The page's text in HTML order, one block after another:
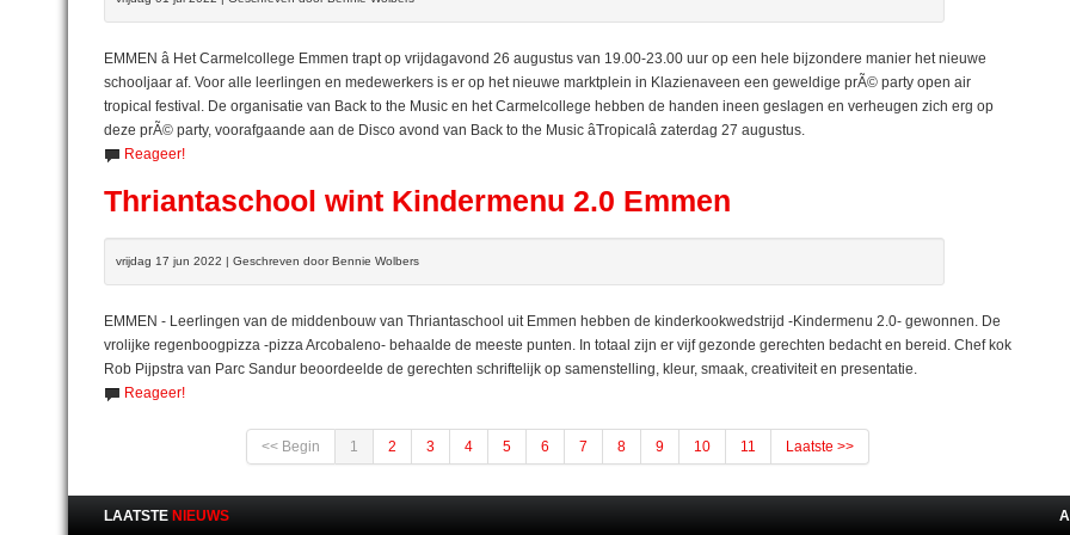
EMMEN â Het Carmelcollege Emmen trapt op vrijdagavond 26 augustus van 19.00-23.00 uur op een hele bijzondere manier het nieuwe
schooljaar af. Voor alle leerlingen en medewerkers is er op het nieuwe marktplein in Klazienaveen een geweldige prÃ© party open air
tropical festival. De organisatie van Back to the Music en het Carmelcollege hebben de handen ineen geslagen en verheugen zich erg op
deze prÃ© party, voorafgaande aan de Disco avond van Back to the Music âTropicalâ zaterdag 27 augustus.
Reageer!
Thriantaschool wint Kindermenu 2.0 Emmen
vrijdag 17 jun 2022 | Geschreven door Bennie Wolbers
EMMEN - Leerlingen van de middenbouw van Thriantaschool uit Emmen hebben de kinderkookwedstrijd -Kindermenu 2.0- gewonnen. De
vrolijke regenboogpizza -pizza Arcobaleno- behaalde de meeste punten. In totaal zijn er vijf gezonde gerechten bedacht en bereid. Chef kok
Rob Pijpstra van Parc Sandur beoordeelde de gerechten schriftelijk op samenstelling, kleur, smaak, creativiteit en presentatie.
Reageer!
<< Begin 1 2 3 4 5 6 7 8 9 10 11 Laatste >>
LAATSTE NIEUWS